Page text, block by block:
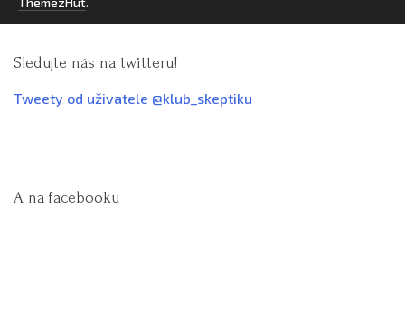
Sledujte nás na twitteru!
Tweety od uživatele @klub_skeptiku
A na facebooku